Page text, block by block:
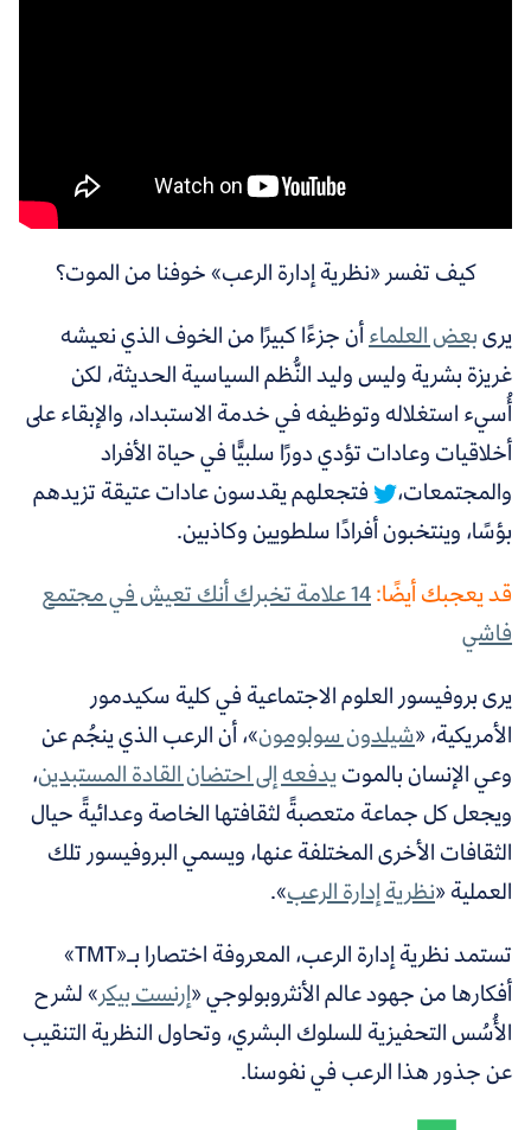
كيف تفسر «نظرية إدارة الرعب» خوفنا من الموت؟
يرىبعض العلماءأن جزءًا كبيرًا من الخوف الذي نعيشه
غريزة بشرية وليس وليد النُّظم السياسية الحديثة، لكن
أُسيء استغلاله وتوظيفه في خدمة الاستبداد، والإبقاء على
أخلاقيات وعادات تؤدي دورًا سلبيًّا في حياة الأفراد
والمجتمعات،
فتجعلهم يقدسون عادات عتيقة تزيدهم
بؤسًا، وينتخبون أفرادًا سلطويين وكاذبين.
قد يعجبك أيضًا:
14 علامة تخبرك أنك تعيش في مجتمع
فاشي
يرى بروفيسور العلوم الاجتماعية في كلية سكيدمور
الأمريكية، «شيلدون سولومون»، أن الرعب الذي ينجُم عن
وعي الإنسان بالموتيدفعه إلى احتضان القادة المستبدين،
ويجعل كل جماعة متعصبةً لثقافتها الخاصة وعدائيةً حيال
الثقافات الأخرى المختلفة عنها، ويسمي البروفيسور تلك
العملية «نظرية إدارة الرعب».
تستمد نظرية إدارة الرعب، المعروفة اختصارا بـ«TMT»
أفكارها من جهود عالم الأنثروبولوجي «إرنست بيكر»لشرح
الأُسُس التحفيزية للسلوك البشري، وتحاول النظرية التنقيب
عن جذور هذا الرعب في نفوسنا.